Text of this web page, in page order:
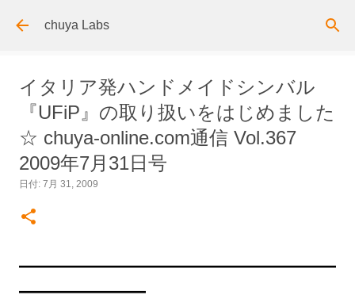
スキップしてメイン コンテンツに移動
chuya Labs
イタリア発ハンドメイドシンバル
『UFiP』の取り扱いをはじめました
☆ chuya-online.com通信 Vol.367
2009年7月31日号
日付: 7月 31, 2009
━━━━━━━━━━━━━━━━━━━━━━━━━
━━━━━━━━━━